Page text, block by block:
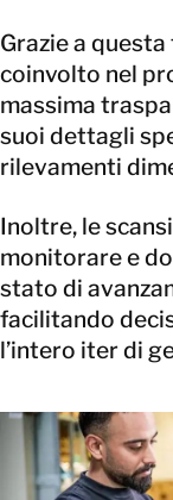
Grazie a
coinvolto nel
massima
suoi dettagli
rilevamenti
Inoltre, le
monitorare e
stato di
facilitando
l’intero iter di